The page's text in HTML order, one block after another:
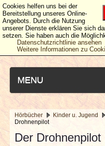
MENU
NEUESTE ARTIKEL
Hörbücher Kinder u. Jugend
Drohnenpilot
Der Drohnenpilot
Cookies helfen uns bei der
Bereitstellung unseres Online-
Angebots. Durch die Nutzung
unserer Dienste erklären Sie sich
setzen. Sie haben auch die
Datenschutzrichtlinie ansehen
Weitere Informationen zu